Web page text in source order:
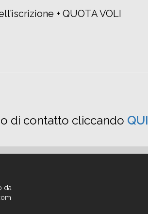
+ QUOTA VOLI
di contatto cliccando QUI